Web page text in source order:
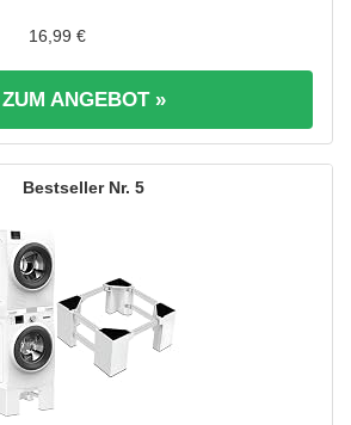
16,99 €
ZUM ANGEBOT »
5